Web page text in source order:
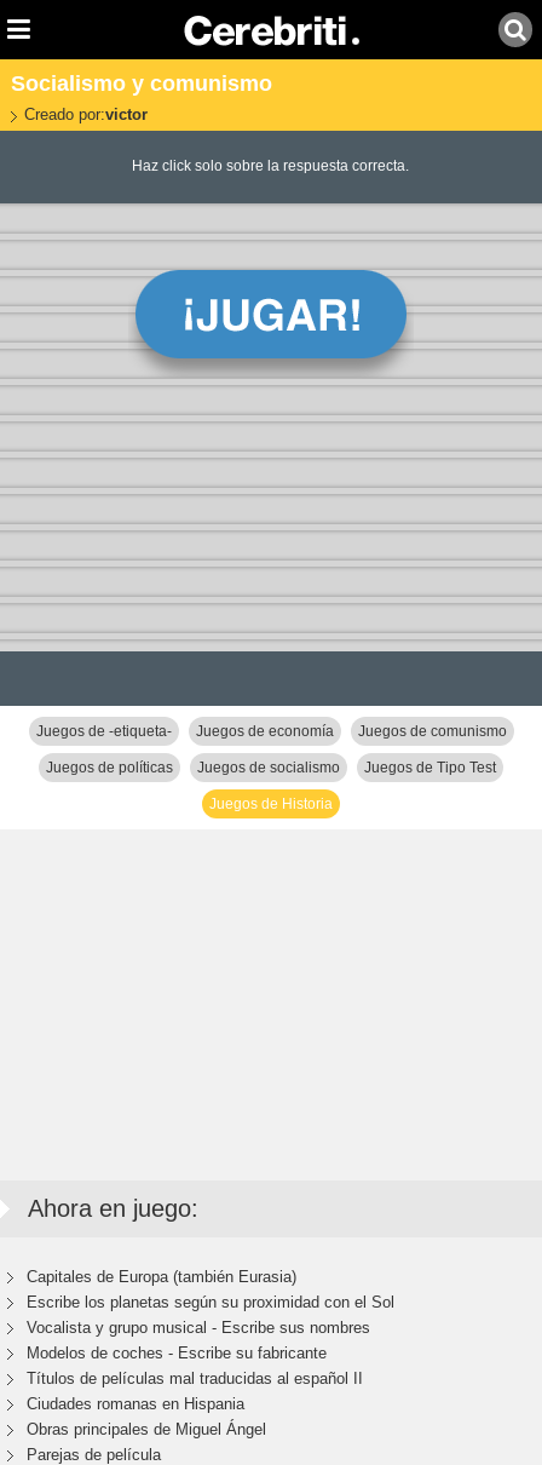
Socialismo y comunismo
Creado por:victor
Haz click solo sobre la respuesta correcta.
Juegos de -etiqueta- Juegos de economía Juegos de comunismo
Juegos de políticas Juegos de socialismo Juegos de Tipo Test
Juegos de Historia
Ahora en juego:
Capitales de Europa (también Eurasia)
Escribe los planetas según su proximidad con el Sol
Vocalista y grupo musical - Escribe sus nombres
Modelos de coches - Escribe su fabricante
Títulos de películas mal traducidas al español II
Ciudades romanas en Hispania
Obras principales de Miguel Ángel
Parejas de película